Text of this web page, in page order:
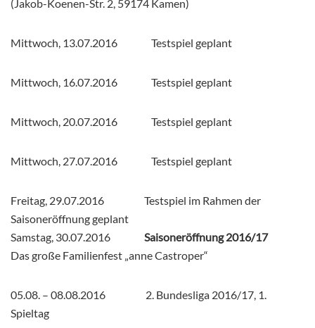
(Jakob-Koenen-Str. 2, 59174 Kamen)
Mittwoch, 13.07.2016 Testspiel geplant
Mittwoch, 16.07.2016 Testspiel geplant
Mittwoch, 20.07.2016 Testspiel geplant
Mittwoch, 27.07.2016 Testspiel geplant
Freitag, 29.07.2016 Testspiel im Rahmen der
Saisoneröffnung geplant
Samstag, 30.07.2016 Saisoneröffnung 2016/17
Das große Familienfest „anne Castroper“
05.08. – 08.08.2016 2. Bundesliga 2016/17, 1.
Spieltag